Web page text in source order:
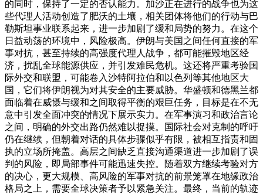
的同时，保持了一定的否认能力。加沙正在进行的战争也为这
些代理人活动创造了肥沃的土壤，相关团体将他们的行动与巴
勒斯坦事业联系起来，进一步加剧了缓和局势的努力。 在这个
日益动荡的环境中，风险极高。伊朗与美国之间任何直接的军
事对抗，甚至持续的高强度代理人战争，都可能摧毁地区经
济，扰乱全球能源供应，并引发难民危机。这还将严重考验国
际外交和联盟，可能卷入沙特阿拉伯和以色列等其他地区大
国，它们将伊朗视为对其安全的主要威胁。华盛顿和德黑兰都
面临着在威慑与缓和之间取得平衡的艰巨任务，目标是在不无
意中引发全面冲突的情况下展示实力。 在军事演习和政治言论
之间，明确的外交出路仍然难以捉摸。国际社会对克制的呼吁
仍在继续，但朝着对话的具体步骤似乎有限，被相互指责和固
执的立场所掩盖。高层之间缺乏直接沟通渠道进一步加剧了误
判的风险，即局部事件可能迅速失控。随着双方继续考验对方
的决心，更大规模、高风险的军事对抗的前景笼罩在地缘政治
格局之上，需要全球决策者予以紧急关注。 最终，当前的轨迹